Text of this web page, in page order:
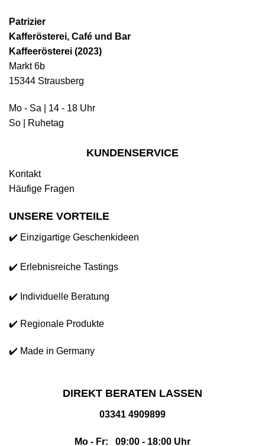
Patrizier
Kafferösterei, Café und Bar
Kaffeerösterei (2023)
Markt 6b
15344 Strausberg
Mo - Sa | 14 - 18 Uhr
So | Ruhetag
KUNDENSERVICE
Kontakt
Häufige Fragen
UNSERE VORTEILE
✔️ Einzigartige Geschenkideen
✔️ Erlebnisreiche Tastings
✔️ Individuelle Beratung
✔️ Regionale Produkte
✔️ Made in Germany
DIREKT BERATEN LASSEN
03341 4909899
Mo - Fr: 09:00 - 18:00 Uhr